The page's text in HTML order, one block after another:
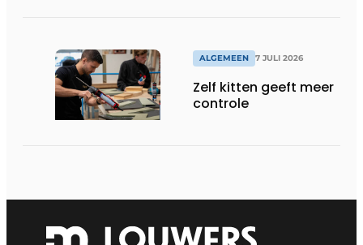
ALGEMEEN 7 JULI 2026
Zelf kitten geeft meer
controle